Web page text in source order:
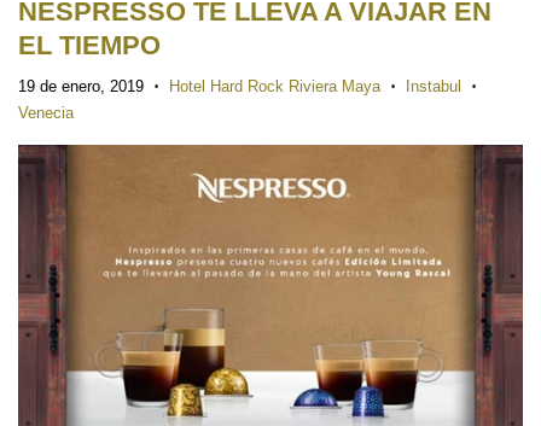
NESPRESSO TE LLEVA A VIAJAR EN
EL TIEMPO
19 de enero, 2019 • Hotel Hard Rock Riviera Maya • Instabul •
Venecia